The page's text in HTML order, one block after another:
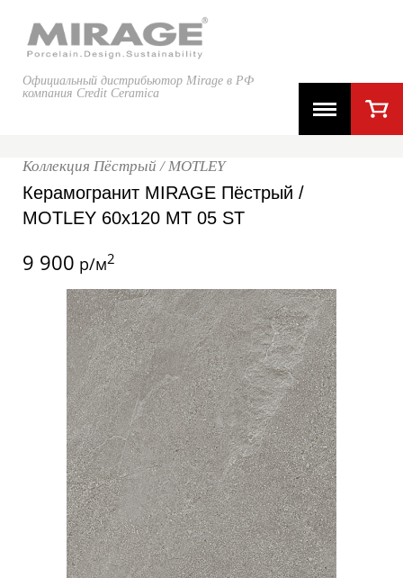
Официальный дистрибьютор Mirage в РФ
компания Credit Ceramica
Коллекция Пёстрый / MOTLEY
Керамогранит MIRAGE Пёстрый /
MOTLEY 60x120 MT 05 ST
9 900 р/м2